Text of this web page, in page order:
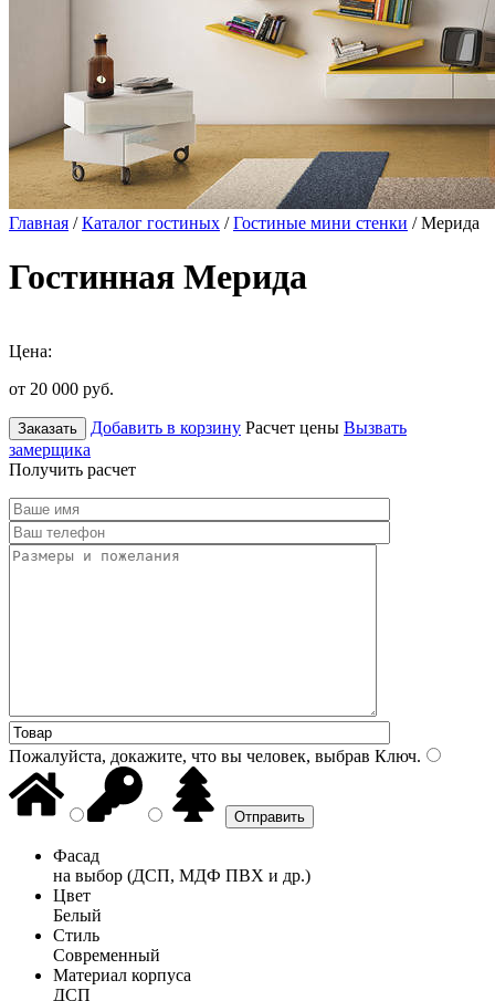
Главная /Каталог гостиных /Гостиные мини стенки / Мерида
Гостинная Мерида
Цена:
от 20 000 руб.
Заказать Добавить в корзину Расчет цены Вызвать
замерщика
Получить расчет
Пожалуйста, докажите, что вы человек, выбрав Ключ.
Фасад
на выбор (ДСП, МДФ ПВХ и др.)
Цвет
Белый
Стиль
Современный
Материал корпуса
ДСП